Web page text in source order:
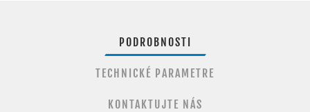
PODROBNOSTI
TECHNICKÉ PARAMETRE
KONTAKTUJTE NÁS